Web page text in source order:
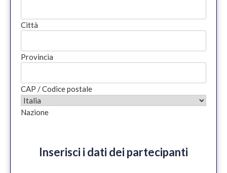
Città
Provincia
CAP / Codice postale
Nazione
Inserisci i dati dei partecipanti